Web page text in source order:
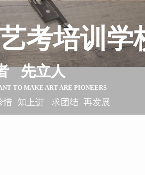
考培训学
先立人
TOMAKE ART ARE PIONEERS
惜 知上进 求团结 再发展